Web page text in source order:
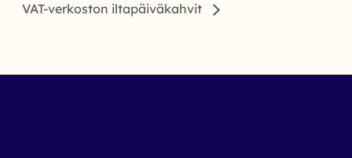
VAT-verkoston iltapäiväkahvit